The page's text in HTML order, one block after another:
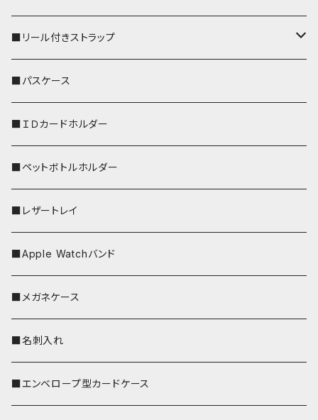
■リール付きストラップ
リールのみ
ストラップ付
■パスケース
■ＩＤカードホルダー
■ペットボトルホルダー
■レザートレイ
■Apple Watchバンド
■メガネケース
■名刺入れ
■エンベロープ型カードケース